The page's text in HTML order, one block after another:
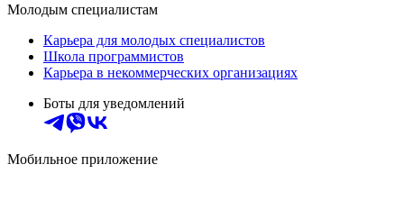
Молодым специалистам
Карьера для молодых специалистов
Школа программистов
Карьера в некоммерческих организациях
Боты для уведомлений
Мобильное приложение